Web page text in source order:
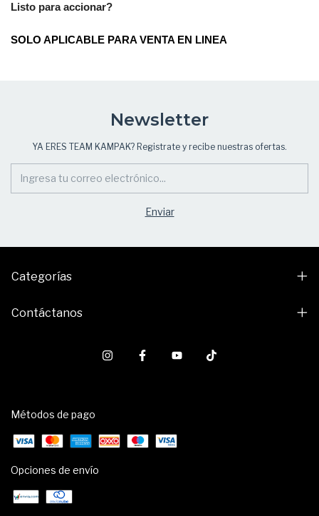
Listo para accionar?
SOLO APLICABLE PARA VENTA EN LINEA
Newsletter
YA ERES TEAM KAMPAK? Registrate y recibe nuestras ofertas.
Categorías
Contáctanos
Métodos de pago
Opciones de envío